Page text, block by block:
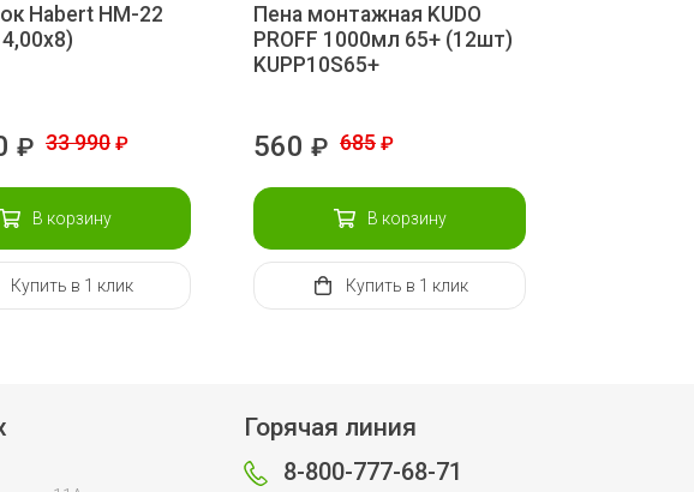
Habert НМ-22
₽ 33 990 ₽
В корзину
Купить в 1 клик
Пена монтажная KUDO
PROFF 1000мл 65+ (12шт)
KUPP10S65+
560 ₽ 685 ₽
В корзину
Купить в 1 клик
Горячая линия
8-800-777-68-71